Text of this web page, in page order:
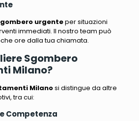
urgenteper situazioni
immediati. Il nostro team può
ore dalla tua chiamata.
Sgombero
Milano?
Milanosi distingue da altre
tra cui:
Competenza